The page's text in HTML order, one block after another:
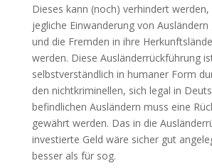
Dieses kann (noch) verhindert
jegliche Einwanderung von
und die Fremden in ihre
werden. Diese Ausländerrückführung
selbstverständlich in humaner Form
den nichtkriminellen, sich legal in
befindlichen Ausländern muss eine
gewährt werden. Das in die
investierte Geld wäre sicher gut
besser als für sog.